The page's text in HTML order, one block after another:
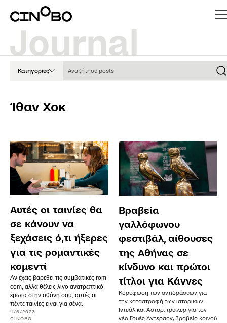
Κατηγορίες
Ίθαν Χοκ
Αυτές οι ταινίες θα
σε κάνουν να
ξεχάσεις ό,τι ήξερες
για τις ρομαντικές
κομεντί
Αν έχεις βαρεθεί τις συμβατικές rom
com, αλλά θέλεις λίγο ανατρεπτικό
έρωτα στην οθόνη σου, αυτές οι
πέντε ταινίες είναι για σένα.
4/6/2023
CINOBO
Βραβεία
γαλλόφωνου
φεστιβάλ, αίθουσες
της Αθήνας σε
κίνδυνο και πρώτοι
τίτλοι για Κάννες
Κορύφωση των αντιδράσεων για
την καταστροφή των ιστορικών
Ιντεάλ και Άστορ, τρέιλερ για τον
νέο Γουές Άντερσον, βραβείο κοινού